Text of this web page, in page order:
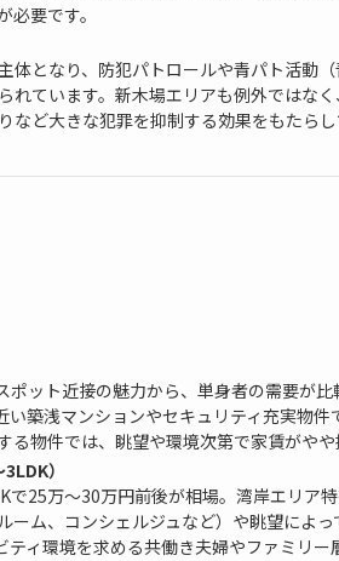
要です。
体となり、防犯パトロールや青パト活動
れています。新木場エリアも例外ではな
ど大きな犯罪を抑制する効果をもたらし
ポット近接の魅力から、単身者の需要が
築浅マンションやセキュリティ充実物
物件では、眺望や環境次第で家賃がやや
）
で25万～30万円前後が相場。湾岸エリア
ーム、コンシェルジュなど）や眺望によ
ィ環境を求める共働き夫婦やファミリー